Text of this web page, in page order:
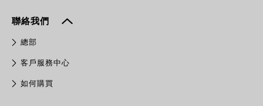
聯絡我們
總部
客戶服務中心
如何購買